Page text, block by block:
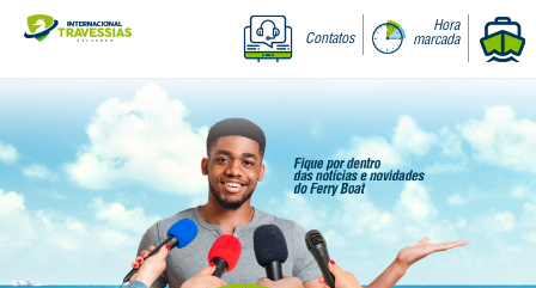
Contatos
Hora
marcada